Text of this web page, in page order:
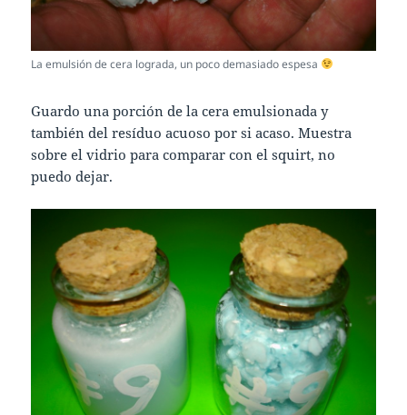
La emulsión de cera lograda, un poco demasiado espesa
Guardo una porción de la cera emulsionada y
también del resíduo acuoso por si acaso. Muestra
sobre el vidrio para comparar con el squirt, no
puedo dejar.